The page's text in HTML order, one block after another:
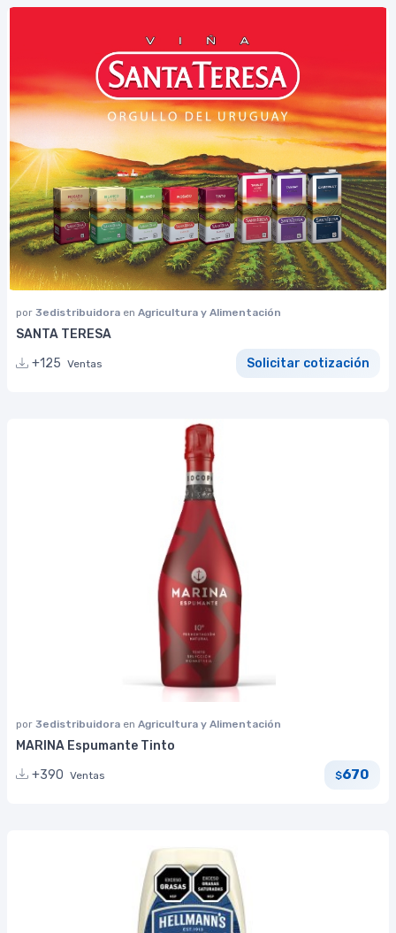
por 3edistribuidora en Agricultura y Alimentación
SANTA TERESA
+125 Ventas Solicitar cotización
por 3edistribuidora en Agricultura y Alimentación
MARINA Espumante Tinto
+390 Ventas $670